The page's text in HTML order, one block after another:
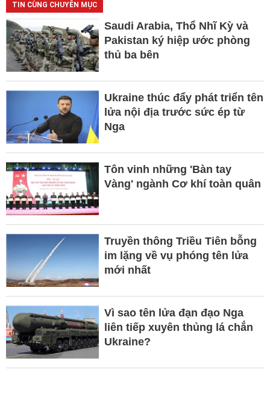
TIN CÙNG CHUYÊN MỤC
Saudi Arabia, Thổ Nhĩ Kỳ và
Pakistan ký hiệp ước phòng
thủ ba bên
Ukraine thúc đẩy phát triển tên
lửa nội địa trước sức ép từ
Nga
Tôn vinh những 'Bàn tay
Vàng' ngành Cơ khí toàn quân
Truyền thông Triều Tiên bỗng
im lặng về vụ phóng tên lửa
mới nhất
Vì sao tên lửa đạn đạo Nga
liên tiếp xuyên thủng lá chắn
Ukraine?